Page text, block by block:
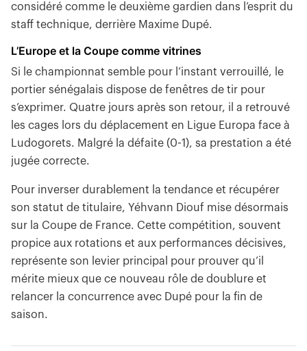
considéré comme le deuxième gardien dans l’esprit du
staff technique, derrière Maxime Dupé.
L’Europe et la Coupe comme vitrines
Si le championnat semble pour l’instant verrouillé, le
portier sénégalais dispose de fenêtres de tir pour
s’exprimer. Quatre jours après son retour, il a retrouvé
les cages lors du déplacement en Ligue Europa face à
Ludogorets. Malgré la défaite (0-1), sa prestation a été
jugée correcte.
Pour inverser durablement la tendance et récupérer
son statut de titulaire, Yéhvann Diouf mise désormais
sur la Coupe de France. Cette compétition, souvent
propice aux rotations et aux performances décisives,
représente son levier principal pour prouver qu’il
mérite mieux que ce nouveau rôle de doublure et
relancer la concurrence avec Dupé pour la fin de
saison.